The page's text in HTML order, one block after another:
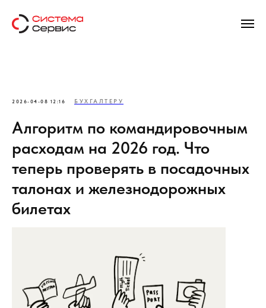
2026-04-08 12:16 БУХГАЛТЕРУ
Алгоритм по командировочным
расходам на 2026 год. Что
теперь проверять в посадочных
талонах и железнодорожных
билетах